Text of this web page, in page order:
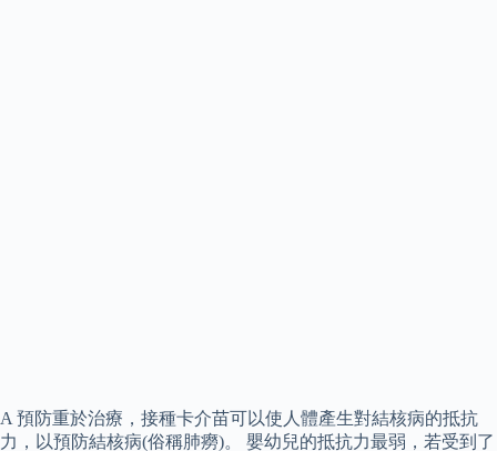
A 預防重於治療，接種卡介苗可以使人體產生對結核病的抵抗
力，以預防結核病(俗稱肺癆)。 嬰幼兒的抵抗力最弱，若受到了